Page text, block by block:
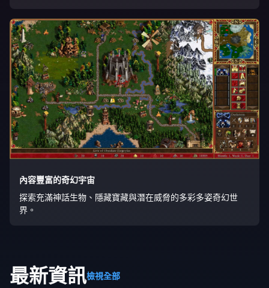
內容豐富的奇幻宇宙
探索充滿神話生物、隱藏寶藏與潛在威脅的多彩多姿奇幻世
界。
最新資訊檢視全部